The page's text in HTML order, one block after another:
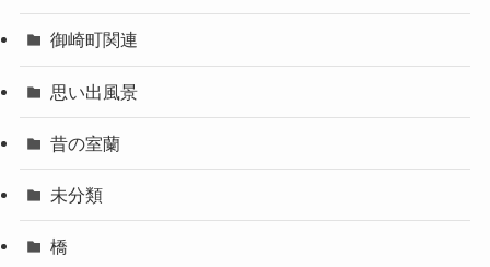
御崎町関連
思い出風景
昔の室蘭
未分類
橋